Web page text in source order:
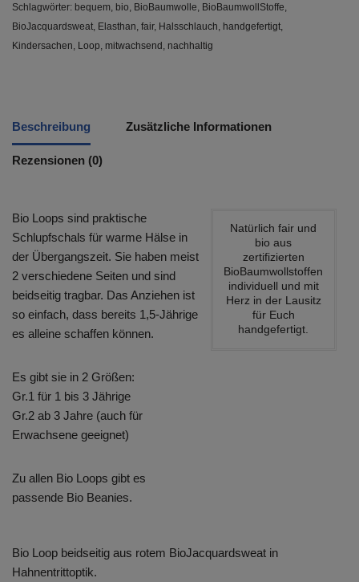
Schlagwörter: bequem, bio, BioBaumwolle, BioBaumwollStoffe,
BioJacquardsweat, Elasthan, fair, Halsschlauch, handgefertigt,
Kindersachen, Loop, mitwachsend , nachhaltig
Beschreibung Zusätzliche Informationen
Rezensionen (0)
Bio Loops sind praktische
Schlupfschals für warme Hälse in
der Übergangszeit. Sie haben meist
2 verschiedene Seiten und sind
beidseitig tragbar. Das Anziehen ist
so einfach, dass bereits 1,5-Jährige
es alleine schaffen können.
Es gibt sie in 2 Größen:
Gr.1 für 1 bis 3 Jährige
Gr.2 ab 3 Jahre (auch für
Erwachsene geeignet)
Zu allen Bio Loops gibt es
passende Bio Beanies.
Natürlich fair und
bio aus
zertifizierten
BioBaumwollstoffen
individuell und mit
Herz in der Lausitz
für Euch
handgefertigt.
Bio Loop beidseitig aus rotem BioJacquardsweat in
Hahnentrittoptik.